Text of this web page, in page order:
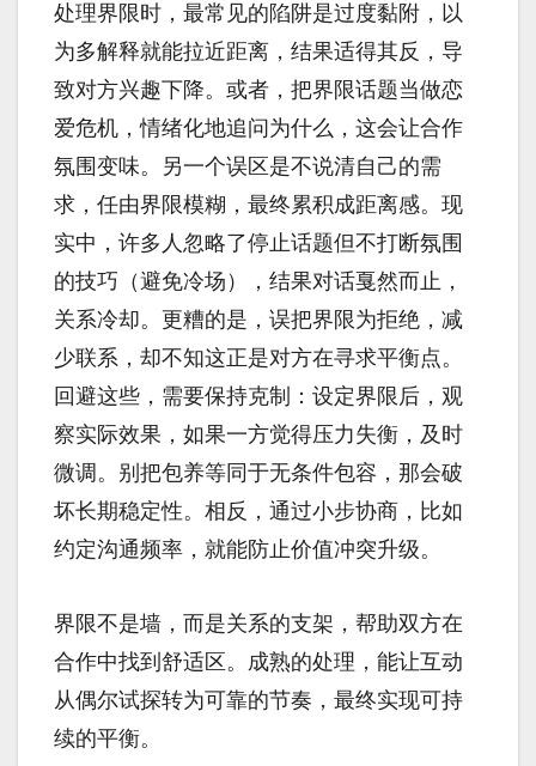
处理界限时，最常见的陷阱是过度黏附，以
为多解释就能拉近距离，结果适得其反，导
致对方兴趣下降。或者，把界限话题当做恋
爱危机，情绪化地追问为什么，这会让合作
氛围变味。另一个误区是不说清自己的需
求，任由界限模糊，最终累积成距离感。现
实中，许多人忽略了停止话题但不打断氛围
的技巧（避免冷场），结果对话戛然而止，
关系冷却。更糟的是，误把界限为拒绝，减
少联系，却不知这正是对方在寻求平衡点。
回避这些，需要保持克制：设定界限后，观
察实际效果，如果一方觉得压力失衡，及时
微调。别把包养等同于无条件包容，那会破
坏长期稳定性。相反，通过小步协商，比如
约定沟通频率，就能防止价值冲突升级。
界限不是墙，而是关系的支架，帮助双方在
合作中找到舒适区。成熟的处理，能让互动
从偶尔试探转为可靠的节奏，最终实现可持
续的平衡。